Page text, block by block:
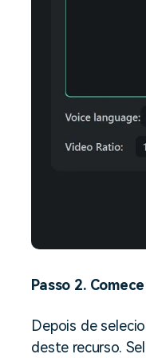
Passo 2.
Depois de
deste recurso.